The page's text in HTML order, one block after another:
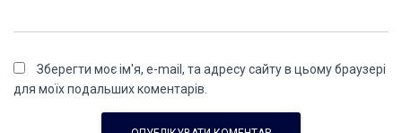
Зберегти моє ім'я, e-mail, та адресу сайту в цьому браузері
для моїх подальших коментарів.